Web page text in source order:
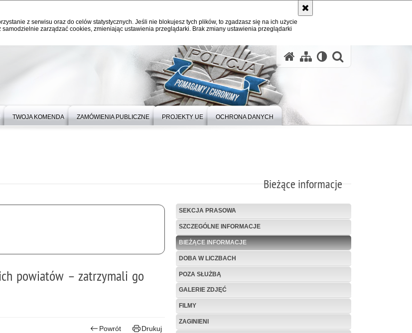
z serwisu oraz do celów statystycznych. Jeśli nie blokujesz tych plików, to zgadzasz się na ich użycie
zarządzać cookies, zmieniając ustawienia przeglądarki. Brak zmiany ustawienia przeglądarki
TWOJA KOMENDA ZAMÓWIENIA PUBLICZNE PROJEKTY UE OCHRONA DANYCH
Bieżące informacje
powiatów – zatrzymali go
Powrót Drukuj
SEKCJA PRASOWA
SZCZEGÓLNE INFORMACJE
BIEŻĄCE INFORMACJE
DOBA W LICZBACH
POZA SŁUŻBĄ
GALERIE ZDJĘĆ
FILMY
ZAGINIENI